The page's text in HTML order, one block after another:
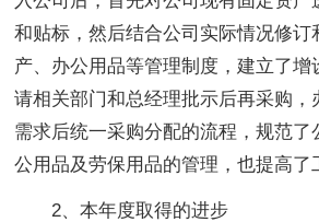
和贴标，然后结合公司实际情况修订
产、办公用品等管理制度，建立了增
请相关部门和总经理批示后再采购，
需求后统一采购分配的流程，规范了
公用品及劳保用品的管理，也提高了
2、本年度取得的进步